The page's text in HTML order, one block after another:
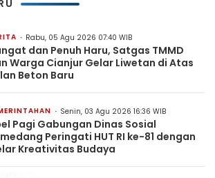
Rabu, 05 Agu 2026 07:40 WIB
dan Penuh Haru, Satgas TMMD
Warga Cianjur Gelar Liwetan di Atas
Beton Baru
Senin, 03 Agu 2026 16:36 WIB
Pagi Gabungan Dinas Sosial
Peringati HUT RI ke-81 dengan
Kreativitas Budaya